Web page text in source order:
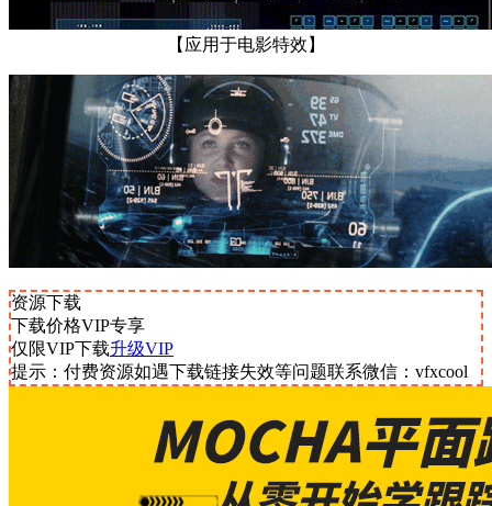
【应用于电影特效】
资源下载
下载价格VIP专享
仅限VIP下载升级VIP
提示：付费资源如遇下载链接失效等问题联系微信：vfxcool